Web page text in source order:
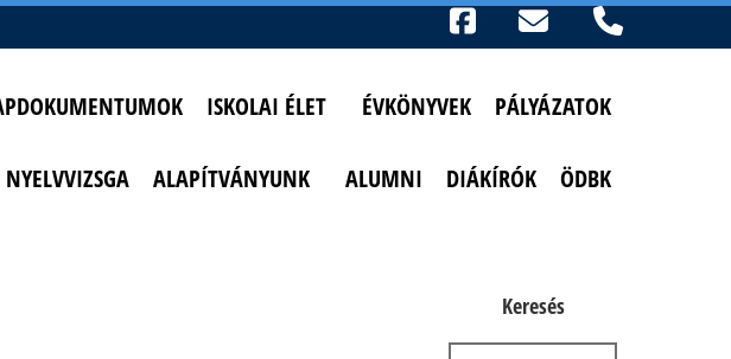
ISKOLAI ÉLET ÉVKÖNYVEK PÁLYÁZATOK
NYELVVIZSGA ALAPÍTVÁNYUNK ALUMNI DIÁKÍRÓK ÖDBK
Keresés